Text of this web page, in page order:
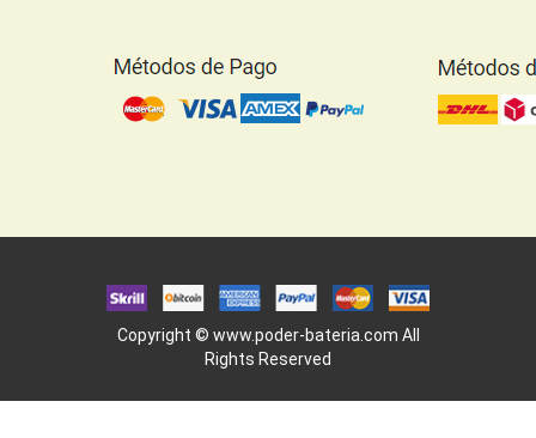
Copyright © www.poder-bateria.com All
Rights Reserved